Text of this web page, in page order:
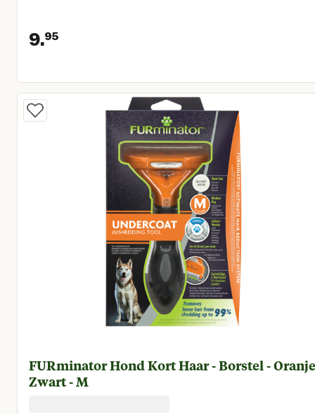
9.95
Huidige prijs € 9,95
FURminator Hond Kort Haar - Borstel - Oranje
Zwart - M